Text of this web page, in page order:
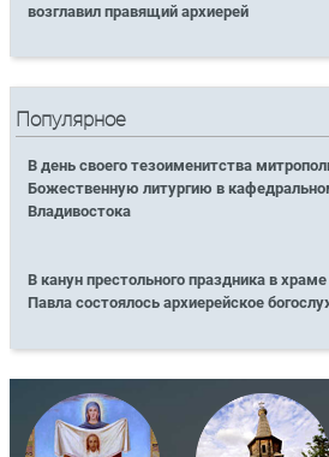
возглавил правящий архиерей
Популярное
В день своего тезоименитства
Божественную литургию в
Владивостока
В канун престольного праздника в
Павла состоялось архиерейское